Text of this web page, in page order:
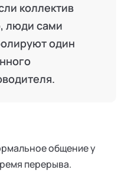
коллектив
люди сами
один
общение у
перерыва.